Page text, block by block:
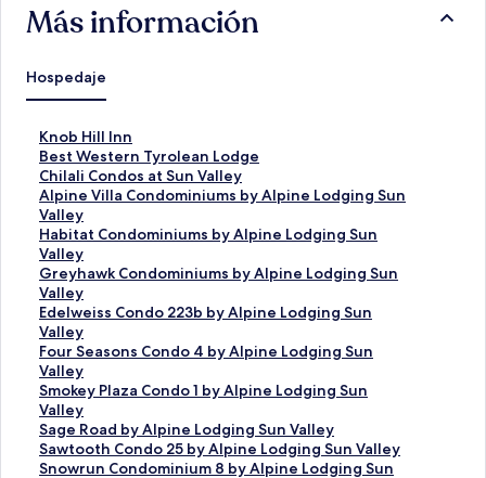
Más información
Hospedaje
Knob Hill Inn
E
n
l
a
c
e
p
a
r
a
a
b
r
i
r
l
a
p
Best Western Tyrolean Lodge
E
n
l
a
c
e
p
a
r
a
a
b
r
i
r
l
a
Chilali Condos at Sun Valley
E
n
l
a
c
e
p
a
r
a
a
b
r
i
r
l
Alpine Villa Condominiums by Alpine Lodging Sun
Valley
E
n
l
a
c
e
p
a
r
a
a
b
r
i
r
Habitat Condominiums by Alpine Lodging Sun
Valley
E
n
l
a
c
e
p
a
r
a
a
b
r
Greyhawk Condominiums by Alpine Lodging Sun
Valley
E
n
l
a
c
e
p
a
r
a
a
Edelweiss Condo 223b by Alpine Lodging Sun
Valley
E
n
l
a
c
e
p
a
r
Four Seasons Condo 4 by Alpine Lodging Sun
Valley
E
n
l
a
c
e
p
Smokey Plaza Condo 1 by Alpine Lodging Sun
Valley
E
n
l
a
c
Sage Road by Alpine Lodging Sun Valley
E
n
l
Sawtooth Condo 25 by Alpine Lodging Sun Valley
E
n
Snowrun Condominium 8 by Alpine Lodging Sun
E